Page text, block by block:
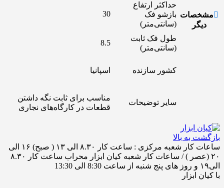
مشخصات
دیگر
حداکثر ارتفاع
بازشو فک
(سانتی‌متر)
30
طول فک ثابت
(سانتی‌متر)
8.5
کشور سازنده اسپانیا
سایر توضیحات
مناسب برای ثابت نگه داشتن
قطعات در کارگاه‌های نجاری
بازگشت به بالا
ساعات کار شعبه مرکزی : ساعت کار ۸.۳۰ الی ۱۳ ( صبح) ۱۶ الی
۲۰ (عصر ) / ساعات کار شعبه کیان ابزار محراب ساعت کار ۸.۳۰
الی۱۹ و روز های پنج شنبه از ساعت 8:30 الی 13:30
با کیان ابزار